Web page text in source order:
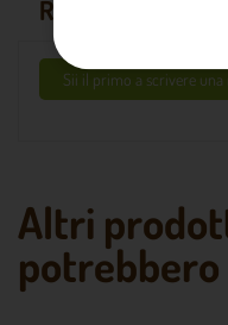
RECENSIONI
Sii il primo a scrivere una
Altri